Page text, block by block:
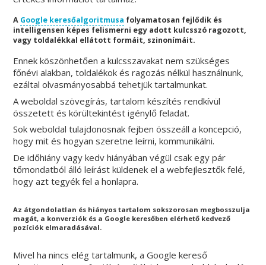
A Google keresőalgoritmusa folyamatosan fejlődik és
intelligensen képes felismerni egy adott kulcsszó ragozott,
vagy toldalékkal ellátott formáit, szinonímáit.
Ennek köszönhetően a kulcsszavakat nem szükséges
főnévi alakban, toldalékok és ragozás nélkül használnunk,
ezáltal olvasmányosabbá tehetjük tartalmunkat.
A weboldal szövegírás, tartalom készítés rendkívül
összetett és körültekintést igénylő feladat.
Sok weboldal tulajdonosnak fejben összeáll a koncepció,
hogy mit és hogyan szeretne leírni, kommunikálni.
De időhiány vagy kedv hiányában végül csak egy pár
tőmondatból álló leírást küldenek el a webfejlesztők felé,
hogy azt tegyék fel a honlapra.
Az átgondolatlan és hiányos tartalom sokszorosan megbosszulja
magát, a konverziók és a Google keresőben elérhető kedvező
pozíciók elmaradásával.
Mivel ha nincs elég tartalmunk, a Google kereső